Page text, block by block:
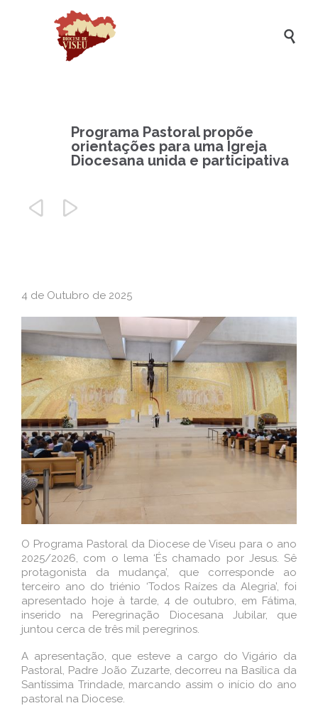

Programa Pastoral propõe
orientações para uma Igreja
Diocesana unida e participativa
 
4 de Outubro de 2025
O Programa Pastoral da Diocese de Viseu para o ano
2025/2026, com o lema ‘És chamado por Jesus. Sê
protagonista da mudança’, que corresponde ao
terceiro ano do triénio ‘Todos Raízes da Alegria’, foi
apresentado hoje à tarde, 4 de outubro, em Fátima,
inserido na Peregrinação Diocesana Jubilar, que
juntou cerca de três mil peregrinos.
A apresentação, que esteve a cargo do Vigário da
Pastoral, Padre João Zuzarte, decorreu na Basílica da
Santíssima Trindade, marcando assim o início do ano
pastoral na Diocese.